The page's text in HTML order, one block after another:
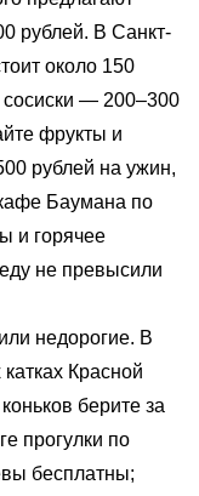
рублей. В Санкт-
около 150
сосиски — 200–300
фрукты и
рублей на ужин,
Баумана по
и горячее
не превысили
недорогие. В
Красной
берите за
прогулки по
бесплатны;